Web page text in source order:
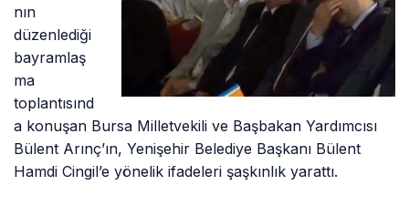
nın
düzenlediği
bayramlaş
ma
toplantısınd
a konuşan Bursa Milletvekili ve Başbakan Yardımcısı
Bülent Arınç’ın, Yenişehir Belediye Başkanı Bülent
Hamdi Cingil’e yönelik ifadeleri şaşkınlık yarattı.